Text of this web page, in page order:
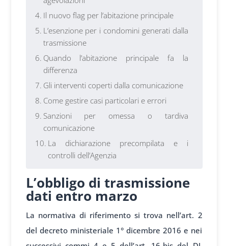
Il nuovo flag per l’abitazione principale
L’esenzione per i condomini generati dalla
trasmissione
Quando l’abitazione principale fa la
differenza
Gli interventi coperti dalla comunicazione
Come gestire casi particolari e errori
Sanzioni per omessa o tardiva
comunicazione
La dichiarazione precompilata e i
controlli dell’Agenzia
L’obbligo di trasmissione
dati entro marzo
La normativa di riferimento si trova nell’art. 2
del decreto ministeriale 1° dicembre 2016 e nei